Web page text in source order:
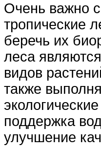
Очень важно
тропические
беречь их
леса
видов
также
поддержка
улучшение